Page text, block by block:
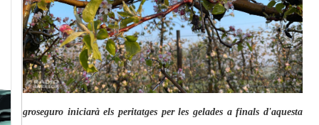
Agroseguro iniciarà els peritatges per les gelades a finals d'aquesta